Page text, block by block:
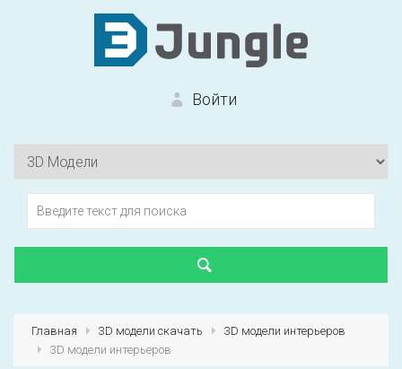
Войти
Первый раз?
Главная 3D модели скачать
3D модели интерьеров
3D модели интерьеров